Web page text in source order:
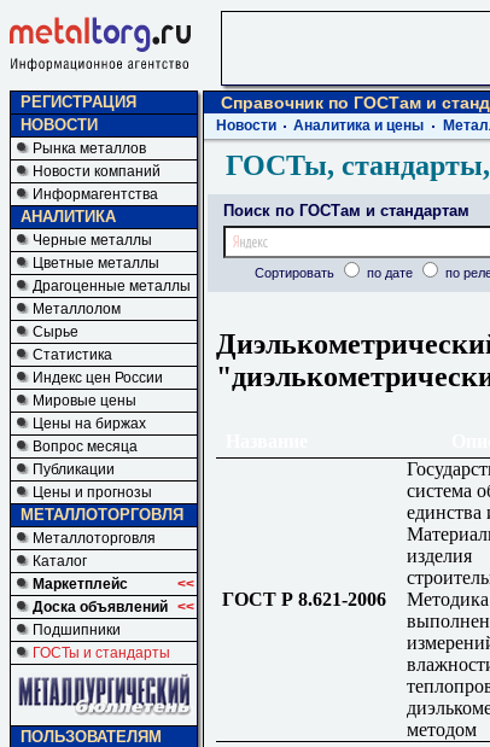
РЕГИСТРАЦИЯ
НОВОСТИ
Рынка металлов
Новости компаний
Информагентства
АНАЛИТИКА
Черные металлы
Цветные металлы
Драгоценные металлы
Металлолом
Сырье
Статистика
Индекс цен России
Мировые цены
Цены на биржах
Вопрос месяца
Публикации
Цены и прогнозы
МЕТАЛЛОТОРГОВЛЯ
Металлоторговля
Каталог
Маркетплейс
<<
Доска объявлений <<
Подшипники
ГОСТы и стандарты
ПОЛЬЗОВАТЕЛЯМ
Справочник по ГОСТам и
Новости Аналитика и цены
ГОСТы,
Поиск по ГОСТам и стандартам
Сортировать по дате по
ГОСТ Р 8.621-2006
система
единства
изделия
Методика
методом